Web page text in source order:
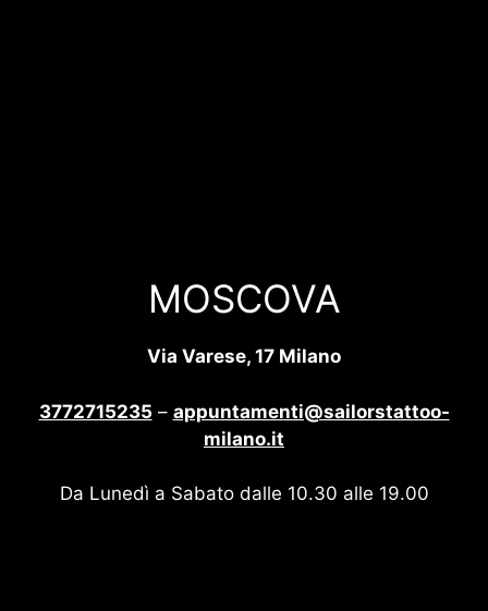
MOSCOVA
Via Varese, 17 Milano
3772715235 – appuntamenti@sailorstattoo-
milano.it
Da Lunedì a Sabato dalle 10.30 alle 19.00